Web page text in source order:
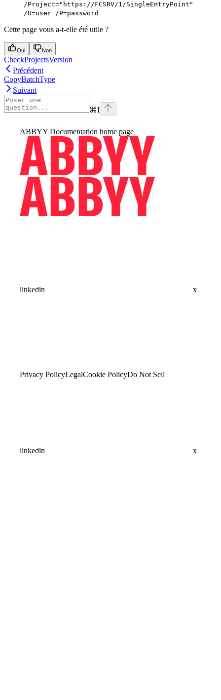
/Project="https://FCSRV/1/SingleEntryPoint"
/U=user /P=password
Cette page vous a-t-elle été utile ?
Oui Non
CheckProjectsVersion
Précédent
CopyBatchType
Suivant
⌘I
ABBYY Documentation home page
linkedin x
Privacy PolicyLegalCookie PolicyDo Not Sell
linkedin x